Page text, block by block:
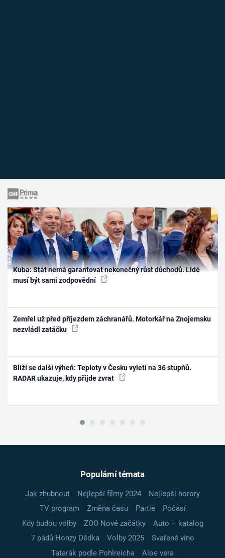
Kuba: Stát nemá garantovat nekonečný růst důchodů. Lidé
musí být sami zodpovědní
Zemřel už před příjezdem záchranářů. Motorkář na Znojemsku
nezvládl zatáčku
Blíží se další výheň: Teploty v Česku vyletí na 36 stupňů.
RADAR ukazuje, kdy přijde zvrat
Populární témata
Jak zhubnout Nejlepší filmy 2024
Nejlepší horory
TV program
Změna času Partie
Počasí
Kdy budou volby
ZOO Nové začátky
Auto – katalog
7 pádů Honzy Dědka
Volby 2025
Svařené víno
Tatarák podle Pohlreicha
Aloe vera